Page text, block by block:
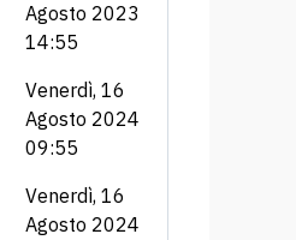
Agosto 2023
14:55
Venerdì, 16
Agosto 2024
09:55
Venerdì, 16
Agosto 2024